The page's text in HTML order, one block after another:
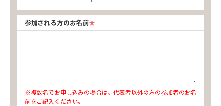
参加される方のお名前
※複数名でお申し込みの場合は、代表者以外の方の参加者のお名
前をご記入ください。